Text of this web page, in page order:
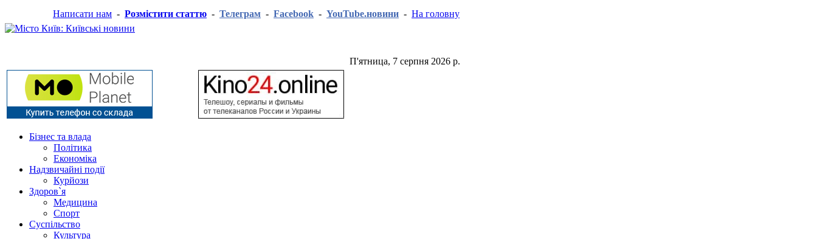
Написати нам - Розмістити статтю - Телеграм - Facebook - YouTube.новини - На головну
П'ятница, 7 серпня 2026 р.
Бізнес та влада
Політика
Економіка
Надзвичайні події
Курйози
Здоров`я
Медицина
Спорт
Суспільство
Культура